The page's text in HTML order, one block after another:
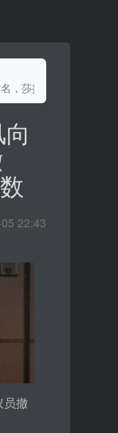
，莎拉案再添变数
22:43
员撤